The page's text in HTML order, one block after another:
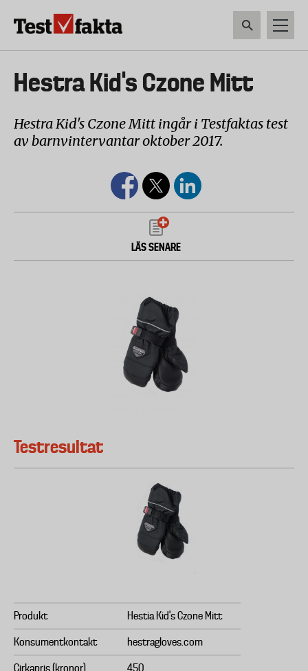
Huvudmeny
ny
Hestra Kid's Czone Mitt
Hestra Kid's Czone Mitt ingår i Testfaktas test
av barnvintervantar oktober 2017.
LÄS SENARE
Testresultat
Produkt Hestia Kid's Czone Mitt
Konsumentkontakt hestragloves.com
Cirkapris (kronor) 450